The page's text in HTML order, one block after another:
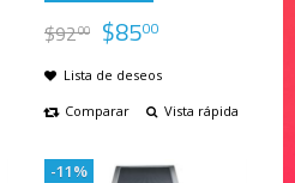
$9200 $8500
Lista de deseos
Comparar
Vista rápida
-11%